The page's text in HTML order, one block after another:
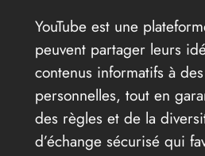
YouTube est une
peuvent partager leurs
contenus informatifs à
personnelles, tout en
des règles et de la
d’échange sécurisé qui